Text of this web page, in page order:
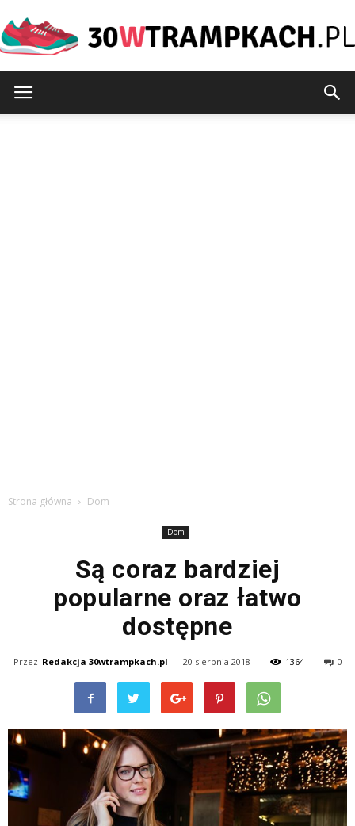
Strona główna Dom
Dom
Są coraz bardziej
popularne oraz łatwo
dostępne
Przez Redakcja 30wtrampkach.pl - 20 sierpnia 2018 1364 0